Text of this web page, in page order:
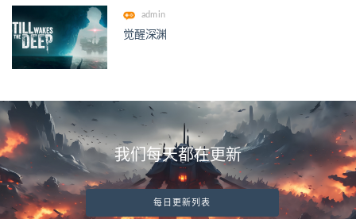
admin
觉醒深渊
我们每天都在更新
每日更新列表